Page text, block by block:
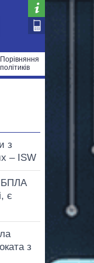
Порівняння
політиків
з
– ISW
БПЛА
є
з